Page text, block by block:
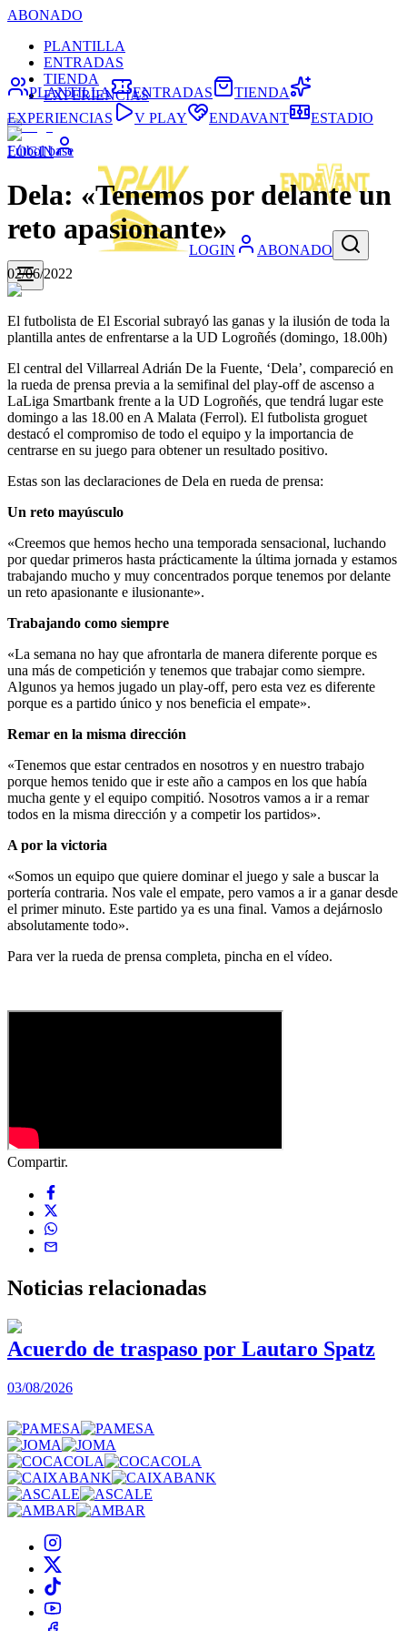
ABONADO
PLANTILLA
ENTRADAS
TIENDA
EXPERIENCIAS
LOGIN
LOGIN ABONADO
PLANTILLA ENTRADAS
TIENDA
EXPERIENCIAS
V PLAY ENDAVANT ESTADIO
Fútbol base
Dela: «Tenemos por delante un
reto apasionante»
02/06/2022
El futbolista de El Escorial subrayó las ganas y la ilusión de toda la
plantilla antes de enfrentarse a la UD Logroñés (domingo, 18.00h)
El central del Villarreal Adrián De la Fuente, ‘Dela’, compareció en
la rueda de prensa previa a la semifinal del play-off de ascenso a
LaLiga Smartbank frente a la UD Logroñés, que tendrá lugar este
domingo a las 18.00 en A Malata (Ferrol). El futbolista groguet
destacó el compromiso de todo el equipo y la importancia de
centrarse en su juego para obtener un resultado positivo.
Estas son las declaraciones de Dela en rueda de prensa:
Un reto mayúsculo
«Creemos que hemos hecho una temporada sensacional, luchando
por quedar primeros hasta prácticamente la última jornada y estamos
trabajando mucho y muy concentrados porque tenemos por delante
un reto apasionante e ilusionante».
Trabajando como siempre
«La semana no hay que afrontarla de manera diferente porque es
una más de competición y tenemos que trabajar como siempre.
Algunos ya hemos jugado un play-off, pero esta vez es diferente
porque es a partido único y nos beneficia el empate».
Remar en la misma dirección
«Tenemos que estar centrados en nosotros y en nuestro trabajo
porque hemos tenido que ir este año a campos en los que había
mucha gente y el equipo compitió. Nosotros vamos a ir a remar
todos en la misma dirección y a competir los partidos».
A por la victoria
«Somos un equipo que quiere dominar el juego y sale a buscar la
portería contraria. Nos vale el empate, pero vamos a ir a ganar desde
el primer minuto. Este partido ya es una final. Vamos a dejárnoslo
absolutamente todo».
Para ver la rueda de prensa completa, pincha en el vídeo.
Compartir.
Noticias relacionadas
Acuerdo de traspaso por Lautaro Spatz
03/08/2026